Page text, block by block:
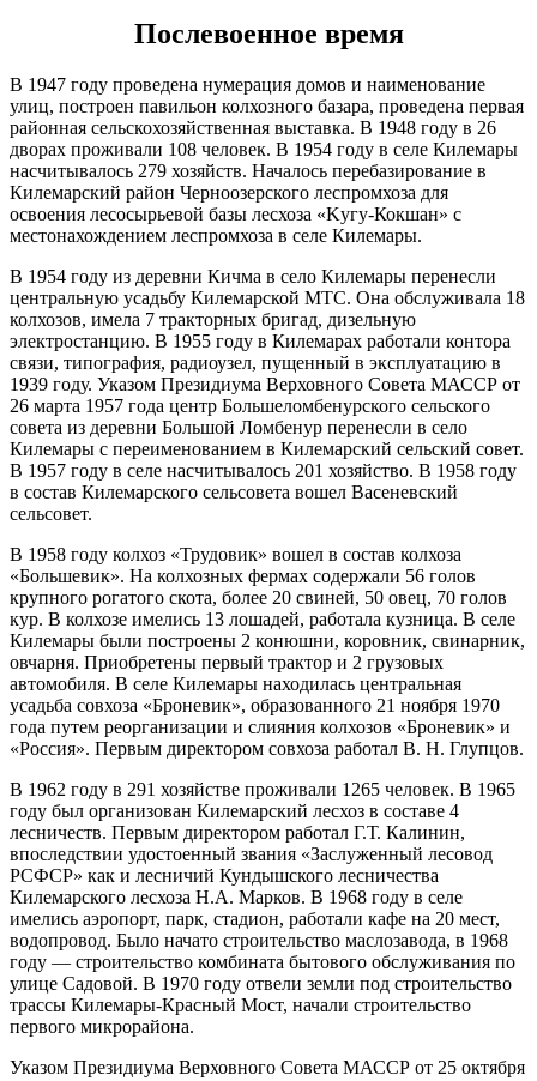
12:03:0000000:636 Килемары,ул.Садовая, д61а
Абонент №3
окс
12:03:0000000:674
Марий Эл, р-н Килемарский,
пгт Килемары, примерно в
300м по направлению на юго-
запад от ориентира
РЭМ,Килемарский
район,пКилемары
улСтроителей
окс нет
12:03:0301001:398 пгт Килемары, с/т "Дружба",
уч №501а
зу нет
12:03:0301001:399
Марий Эл, р-н Килемарский,
пгт Килемары, садоводческое
товарищество " Дружба", уч
№284
зу нет
12:03:0301001:14
Марий Эл, р-н Килемарский,
пгт Килемары, садоводческое
товарищество "Дружба", уч
11
зу нет
12:03:0301001:11
Марий Эл, р-н Килемарский,
280
12:03:0301001:16
Марий Эл, р-н Килемарский,
пгт Килемары, садоводческое
товарищество "Дружба", уч
325
зу нет
12:03:0301001:8
Марий Эл, р-н Килемарский,
пгт Килемары, садоводческое
товарищество "Дружба", уч
413
зу
Марий Эл, р-н Килемарский,
пгт Килемары, садоводческое
519
12:03:0301001:7
Марий Эл, р-н Килемарский,
пгт Килемары, садоводческое
товарищество "Дружба", уч
571
зу нет
12:03:0301001:13
Марий Эл, р-н Килемарский,
пгт Килемары, садоводческое
товарищество "Дружба", уч
598
нет
12:03:0301001:12
Марий Эл, р-н Килемарский,
пгт Килемары, садоводческое
товарищество "Дружба", уч
зу нет
Марий Эл, р-н Килемарский,
15.02
12:00
-4.3°
759
91%
6
232°
15.02
15:00
-2.7°
756
90%
7.1
231°
15.02
18:00
752
88%
7.6
245°
15.02
21:00
-1°
750
90%
7.3
257°
16.02
00:00
0.3°
749
89%
7
286°
Послевоенное время
В 1947 году проведена нумерация домов и наименование
улиц, построен павильон колхозного базара, проведена первая
районная сельскохозяйственная выставка. В 1948 году в 26
дворах проживали 108 человек. В 1954 году в селе Килемары
насчитывалось 279 хозяйств. Началось перебазирование в
Килемарский район Черноозерского леспромхоза для
освоения лесосырьевой базы лесхоза «Kyгy-Кокшан» с
местонахождением леспромхоза в селе Килемары.
В 1954 году из деревни Кичма в село Килемары перенесли
центральную усадьбу Килемарской МТС. Она обслуживала 18
колхозов, имела 7 тракторных бригад, дизельную
электростанцию. В 1955 году в Килемарах работали контора
связи, типография, радиоузел, пущенный в эксплуатацию в
1939 году. Указом Президиума Верховного Совета МАССР от
26 марта 1957 года центр Большеломбенурского сельского
совета из деревни Большой Ломбенур перенесли в село
Килемары с переименованием в Килемарский сельский совет.
В 1957 году в селе насчитывалось 201 хозяйство. В 1958 году
в состав Килемарского сельсовета вошел Васеневский
сельсовет.
В 1958 году колхоз «Трудовик» вошел в состав колхоза
«Большевик». На колхозных фермах содержали 56 голов
крупного рогатого скота, более 20 свиней, 50 овец, 70 голов
кур. В колхозе имелись 13 лошадей, работала кузница. В селе
Килемары были построены 2 конюшни, коровник, свинарник,
овчарня. Приобретены первый трактор и 2 грузовых
автомобиля. В селе Килемары находилась центральная
усадьба совхоза «Броневик», образованного 21 ноября 1970
года путем реорганизации и слияния колхозов «Броневик» и
«Россия». Первым директором совхоза работал В. Н. Глупцов.
В 1962 году в 291 хозяйстве проживали 1265 человек. В 1965
году был организован Килемарский лесхоз в составе 4
лесничеств. Первым директором работал Г.Т. Калинин,
впоследствии удостоенный звания «Заслуженный лесовод
РСФСР» как и лесничий Кундышского лесничества
Килемарского лесхоза Н.А. Марков. В 1968 году в селе
имелись аэропорт, парк, стадион, работали кафе на 20 мест,
водопровод. Было начато строительство маслозавода, в 1968
году — строительство комбината бытового обслуживания по
улице Садовой. В 1970 году отвели земли под строительство
трассы Килемары-Красный Мост, начали строительство
первого микрорайона.
Указом Президиума Верховного Совета МАССР от 25 октября